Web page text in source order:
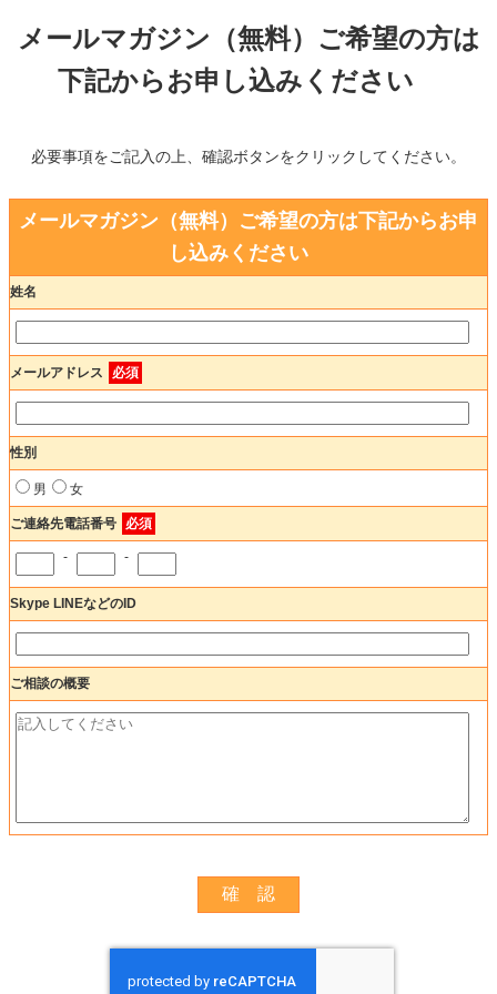
メールマガジン（無料）ご希望の方は
下記からお申し込みください
必要事項をご記入の上、確認ボタンをクリックしてください。
メールマガジン（無料）ご希望の方は下記からお申
し込みください
姓名
メールアドレス 必須
性別
男 女
ご連絡先電話番号 必須
- -
Skype LINEなどのID
ご相談の概要